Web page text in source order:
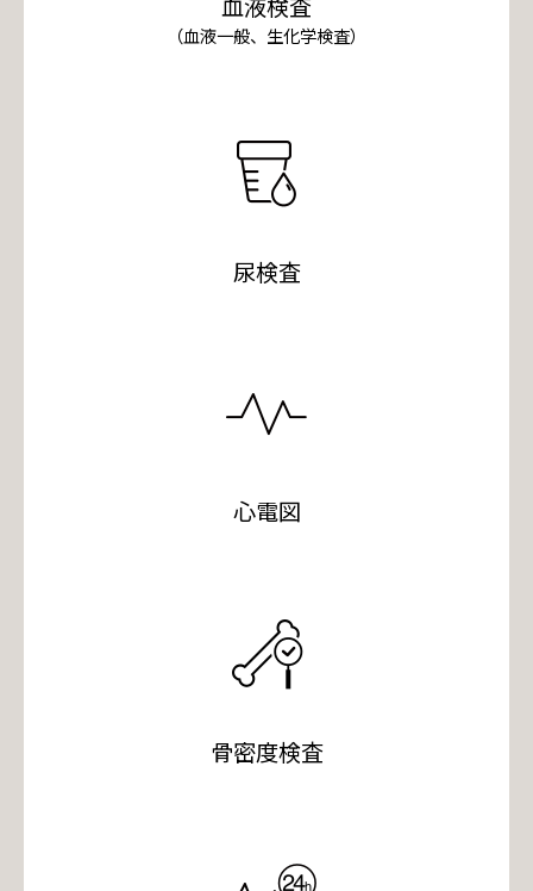
（血液一般、生化学検査）
尿検査
心電図
骨密度検査